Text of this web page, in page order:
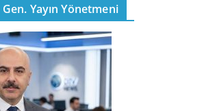
Yayın Yönetmeni